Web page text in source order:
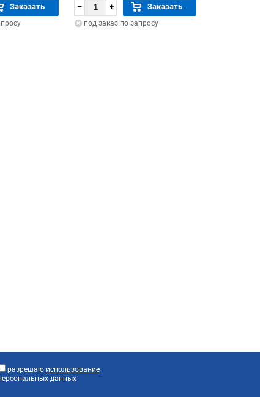
Заказать – + Заказать
под заказ по запросу
разрешаю использование
данных